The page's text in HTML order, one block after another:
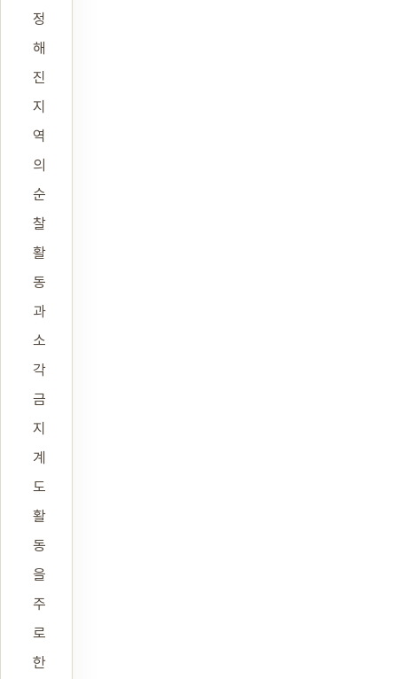
정
해
진
지
역
의
순
찰
활
동
과
소
각
금
지
계
도
활
동
을
주
로
한